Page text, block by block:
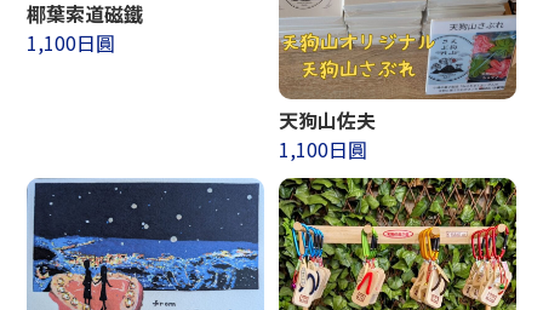
椰葉索道磁鐵
1,100日圓
天狗山佐夫
1,100日圓